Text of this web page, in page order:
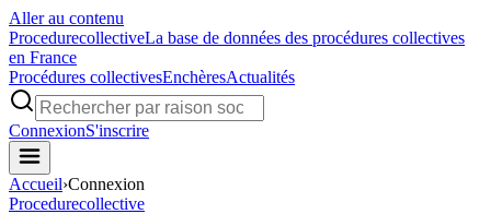
Aller au contenu
ProcedurecollectiveLa base de données des procédures collectives
en France
Procédures collectivesEnchèresActualités
ConnexionS'inscrire
Accueil›Connexion
Procedurecollective